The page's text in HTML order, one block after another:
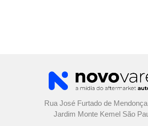
Rua José Furtado de
Jardim Monte Kemel São